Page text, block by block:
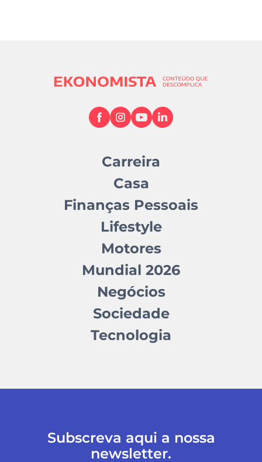
Carreira
Casa
Finanças Pessoais
Lifestyle
Motores
Mundial 2026
Negócios
Sociedade
Tecnologia
Subscreva aqui a nossa
newsletter.